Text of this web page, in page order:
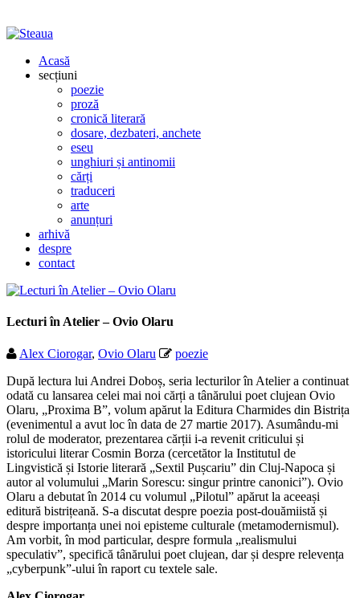
Acasă
secțiuni
poezie
proză
cronică literară
dosare, dezbateri, anchete
eseu
unghiuri și antinomii
cărți
traduceri
arte
anunțuri
arhivă
despre
contact
Lecturi în Atelier – Ovio Olaru
Alex Ciorogar, Ovio Olaru
poezie
După lectura lui Andrei Doboș, seria lecturilor în Atelier a continuat
odată cu lansarea celei mai noi cărți a tânărului poet clujean Ovio
Olaru, „Proxima B”, volum apărut la Editura Charmides din Bistrița
(evenimentul a avut loc în data de 27 martie 2017). Asumându-mi
rolul de moderator, prezentarea cărții i-a revenit criticului și
istoricului literar Cosmin Borza (cercetător la Institutul de
Lingvistică și Istorie literară „Sextil Pușcariu” din Cluj-Napoca și
autor al volumului „Marin Sorescu: singur printre canonici”). Ovio
Olaru a debutat în 2014 cu volumul „Pilotul” apărut la aceeași
editură bistrițeană. S-a discutat despre poezia post-douămiistă și
despre importanța unei noi episteme culturale (metamodernismul).
Am vorbit, în mod particular, despre formula „realismului
speculativ”, specifică tânărului poet clujean, dar și despre relevența
„cyberpunk”-ului în raport cu textele sale.